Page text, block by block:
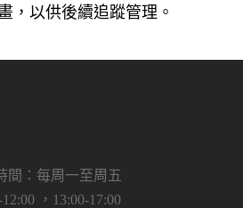
，以供後續追蹤管理。
間：每周一至周五
，13:00-17:00